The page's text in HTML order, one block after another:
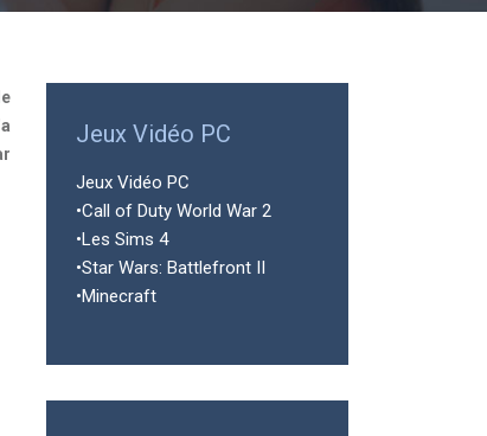
Jeux Vidéo PC
Jeux Vidéo PC
•Call of Duty World War 2
•Les Sims 4
•Star Wars: Battlefront II
•Minecraft